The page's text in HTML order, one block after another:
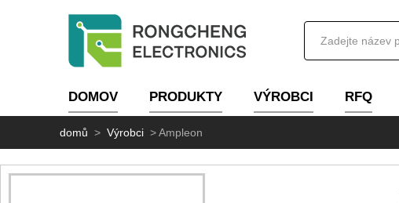
DOMOV PRODUKTY VÝROBCI RFQ
domů > Výrobci >Ampleon